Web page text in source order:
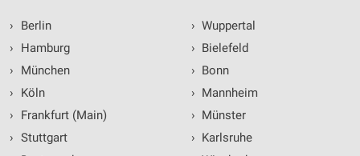
›
Berlin
›
Hamburg
›
München
›
Köln
›
Frankfurt (Main)
› Stuttgart
› Wuppertal
› Bielefeld
› Bonn
› Mannheim
› Münster
› Karlsruhe